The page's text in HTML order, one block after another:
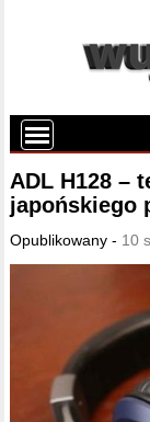
ADL H128 –
japońskiego
Opublikowany - 10